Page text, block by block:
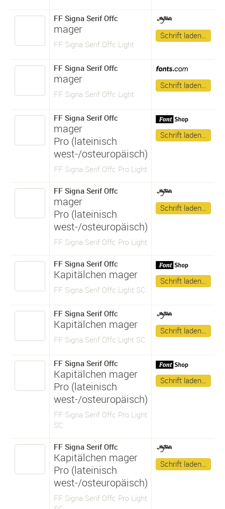
FF Signa Serif Offc
mager
FF Signa Serif Offc Light
Schrift laden…
FF Signa Serif Offc
mager
FF Signa Serif Offc Light
Schrift laden…
FF Signa Serif Offc
mager
Pro (lateinisch
west-/osteuropäisch)
FF Signa Serif Offc Pro Light
Schrift laden…
FF Signa Serif Offc
mager
Pro (lateinisch
west-/osteuropäisch)
FF Signa Serif Offc Pro Light
Schrift laden…
FF Signa Serif Offc
Kapitälchen mager
FF Signa Serif Offc Light SC
Schrift laden…
FF Signa Serif Offc
Kapitälchen mager
FF Signa Serif Offc Light SC
Schrift laden…
FF Signa Serif Offc
Kapitälchen mager
Pro (lateinisch
west-/osteuropäisch)
FF Signa Serif Offc Pro Light
SC
Schrift laden…
FF Signa Serif Offc
Kapitälchen mager
Pro (lateinisch
west-/osteuropäisch)
FF Signa Serif Offc Pro Light
Schrift laden…